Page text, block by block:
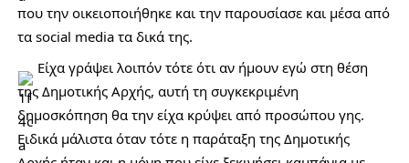
που την οικειοποιήθηκε και την παρουσίασε και μέσα από
τα social media τα δικά της.
Είχα γράψει λοιπόν τότε ότι αν ήμουν εγώ στη θέση
της Δημοτικής Αρχής, αυτή τη συγκεκριμένη
δημοσκόπηση θα την είχα κρύψει από προσώπου γης.
Ειδικά μάλιστα όταν τότε η παράταξη της Δημοτικής